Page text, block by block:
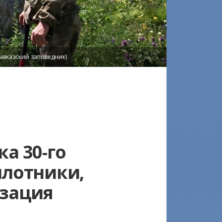
Кавказский заповедник)
30-го